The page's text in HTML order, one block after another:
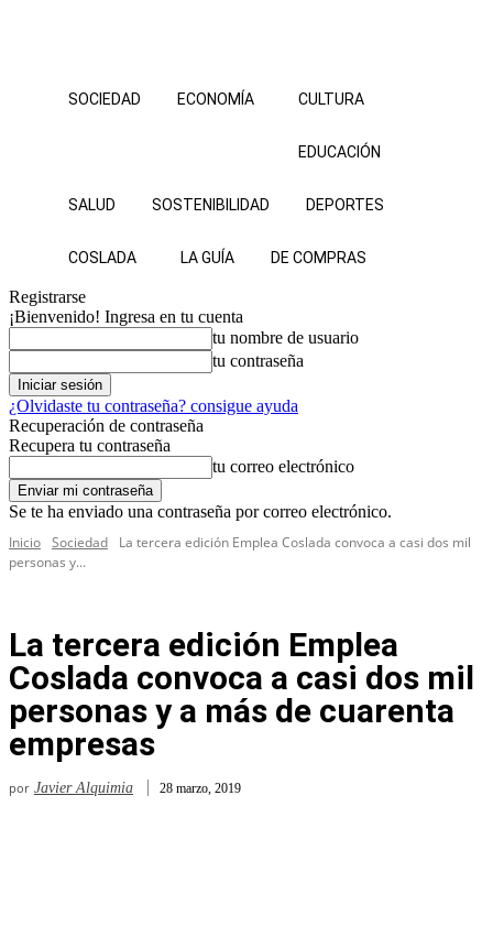
SOCIEDAD ECONOMÍA CULTURA
EDUCACIÓN
SALUD SOSTENIBILIDAD DEPORTES
COSLADA LA GUÍA DE COMPRAS
Registrarse
¡Bienvenido! Ingresa en tu cuenta
tu nombre de usuario
tu contraseña
¿Olvidaste tu contraseña? consigue ayuda
Recuperación de contraseña
Recupera tu contraseña
tu correo electrónico
Se te ha enviado una contraseña por correo electrónico.
Inicio Sociedad
La tercera edición Emplea Coslada convoca a casi dos mil
personas y...
La tercera edición Emplea
Coslada convoca a casi dos mil
personas y a más de cuarenta
empresas
por Javier Alquimia 28 marzo, 2019